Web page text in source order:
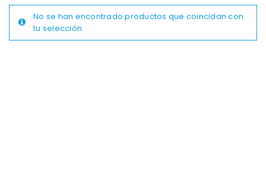
No se han encontrado productos que coincidan con
tu selección.